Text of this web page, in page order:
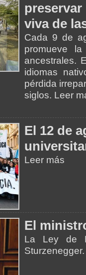
viva de
Cada 9 de
promueve
ancestrales.
idiomas
pérdida
siglos. Leer
El 12 de
Leer más
El
La Ley de